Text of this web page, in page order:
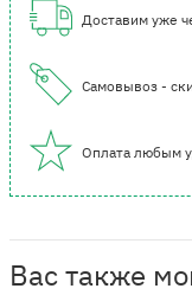
Доставим уже
Самовывоз -
Оплата любым
Вас также